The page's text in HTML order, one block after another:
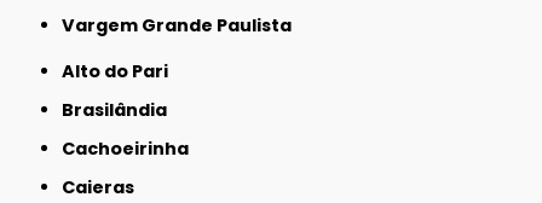
Vargem Grande Paulista
Alto do Pari
Brasilândia
Cachoeirinha
Caieras